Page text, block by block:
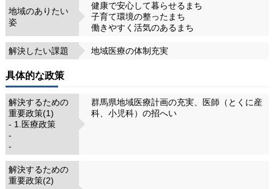
地域のありたい
姿
健康で安心して暮らせるまち
子育て環境の整ったまち
働きやすく活気のあるまち
解決したい課題 地域医療の体制充実
具体的な政策
解決するための
重要政策(1)
- 1.医療政策
-
-
群馬県地域医療計画の充実、医師（とくに産
科、小児科）の招へい
解決するための
重要政策(2)